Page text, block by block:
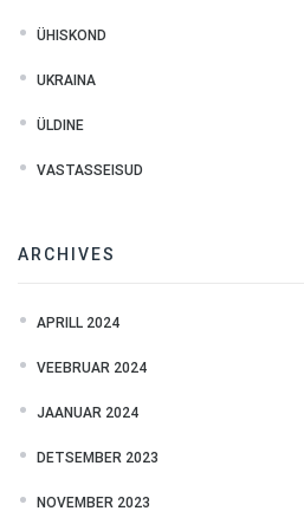
ÜHISKOND
UKRAINA
ÜLDINE
VASTASSEISUD
ARCHIVES
APRILL 2024
VEEBRUAR 2024
JAANUAR 2024
DETSEMBER 2023
NOVEMBER 2023